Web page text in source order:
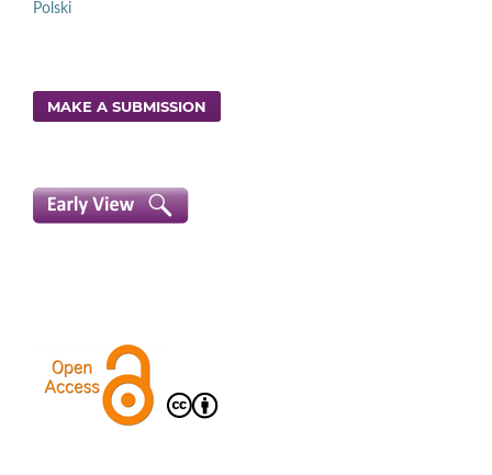
Polski
MAKE A SUBMISSION